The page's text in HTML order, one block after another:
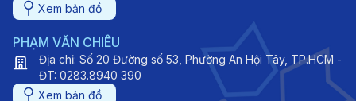
Xem bản đồ
PHẠM VĂN CHIÊU
Địa chỉ: Số 20 Đường số 53, Phường An Hội Tây, TP.HCM -
ĐT: 0283.8940 390
Xem bản đồ